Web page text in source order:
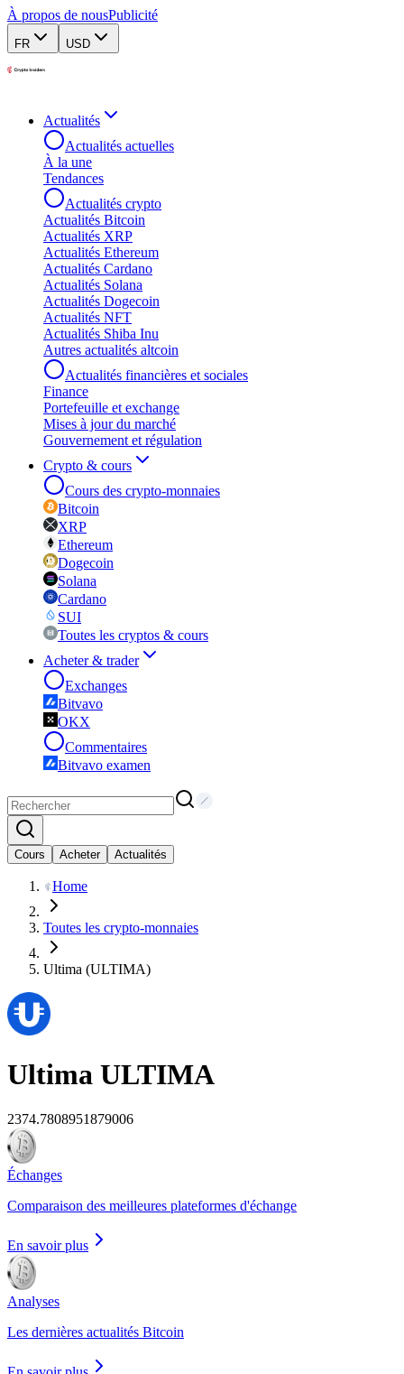
À propos de nousPublicité
FR USD
Actualités
Actualités actuelles
À la une
Tendances
Actualités crypto
Actualités Bitcoin
Actualités XRP
Actualités Ethereum
Actualités Cardano
Actualités Solana
Actualités Dogecoin
Actualités NFT
Actualités Shiba Inu
Autres actualités altcoin
Actualités financières et sociales
Finance
Portefeuille et exchange
Mises à jour du marché
Gouvernement et régulation
Crypto & cours
Cours des crypto-monnaies
Bitcoin
XRP
Ethereum
Dogecoin
Solana
Cardano
SUI
Toutes les cryptos & cours
Acheter & trader
Exchanges
Bitvavo
OKX
Commentaires
Bitvavo examen
Cours Acheter Actualités
Home
Toutes les crypto-monnaies
Ultima (ULTIMA)
Ultima ULTIMA
2374.7808951879006
Échanges
Comparaison des meilleures plateformes d'échange
En savoir plus
Analyses
Les dernières actualités Bitcoin